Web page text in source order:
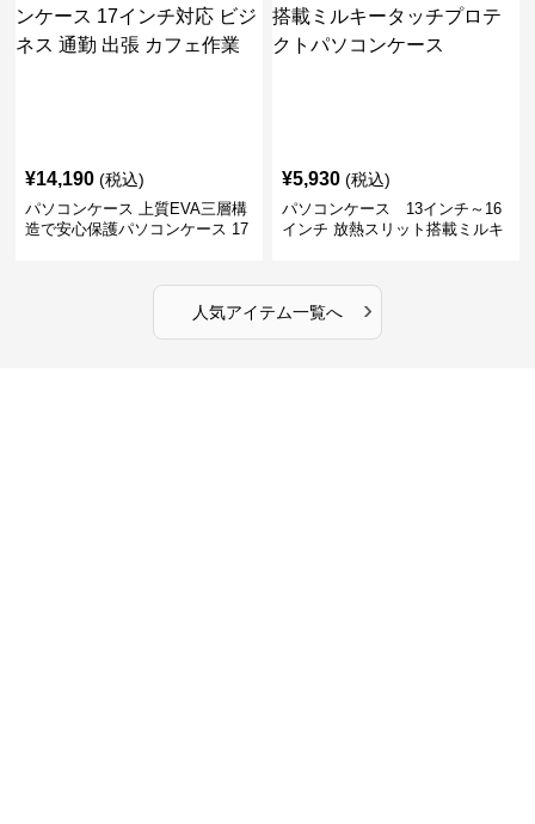
¥14,190 (税込)
パソコンケース 上質EVA三層構
造で安心保護パソコンケース 17
¥5,930 (税込)
パソコンケース 13インチ～16
インチ 放熱スリット搭載ミルキ
人気アイテム一覧へ ›